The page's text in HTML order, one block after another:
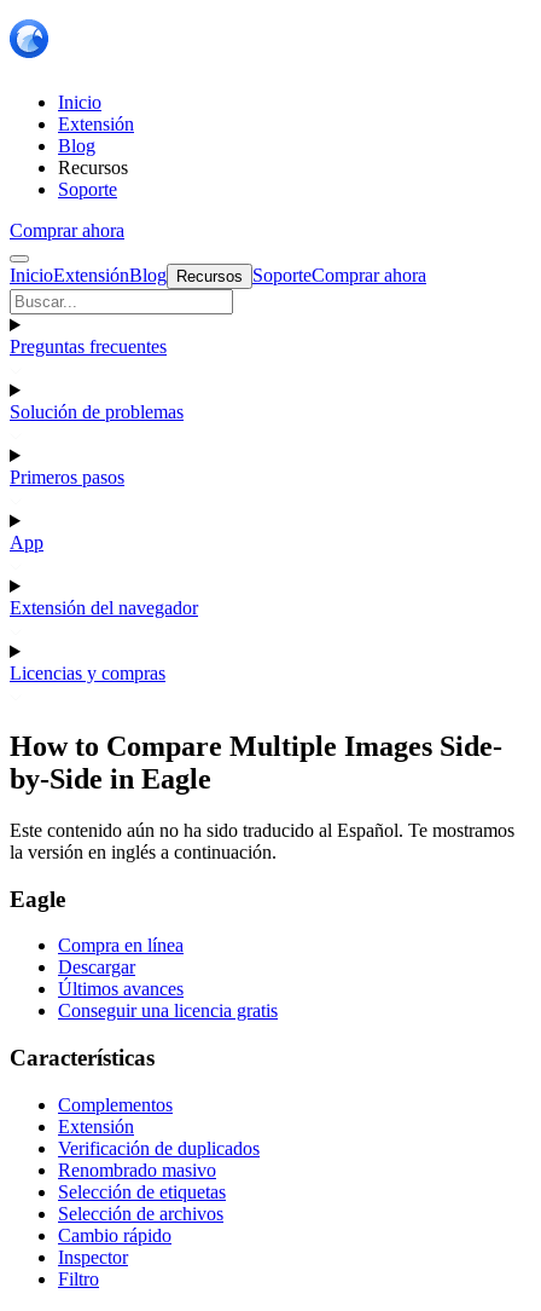
Inicio
Extensión
Blog
Recursos
Soporte
Comprar ahora
InicioExtensiónBlog Recursos SoporteComprar ahora
Preguntas frecuentes
Solución de problemas
Primeros pasos
App
Extensión del navegador
Licencias y compras
How to Compare Multiple Images Side-
by-Side in Eagle
Este contenido aún no ha sido traducido al Español. Te mostramos
la versión en inglés a continuación.
Eagle
Compra en línea
Descargar
Últimos avances
Conseguir una licencia gratis
Características
Complementos
Extensión
Verificación de duplicados
Renombrado masivo
Selección de etiquetas
Selección de archivos
Cambio rápido
Inspector
Filtro